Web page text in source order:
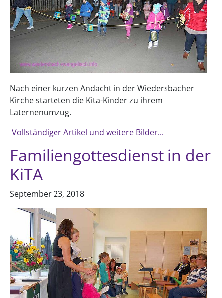
Nach einer kurzen Andacht in der Wiedersbacher
Kirche starteten die Kita-Kinder zu ihrem
Laternenumzug.
Vollständiger Artikel und weitere Bilder...
Familiengottesdienst in der
KiTA
September 23, 2018